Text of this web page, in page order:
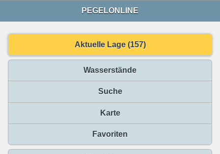
PEGELONLINE
Aktuelle Lage (157)
Wasserstände
Suche
Karte
Favoriten